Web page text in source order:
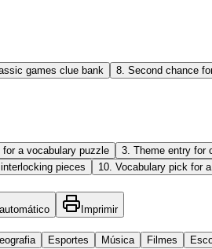
games clue bank 8. Second chance
a vocabulary puzzle 3 Theme entry for
pieces 10 Vocabulary pick for
Imprimir
Esportes Música Filmes